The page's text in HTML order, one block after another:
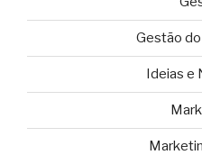
Gestão
Ideias e